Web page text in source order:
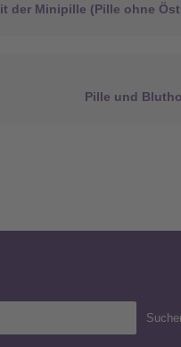
der Minipille (Pille ohne
Pille und